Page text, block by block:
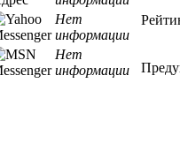
Нет
информации
Нет
информации